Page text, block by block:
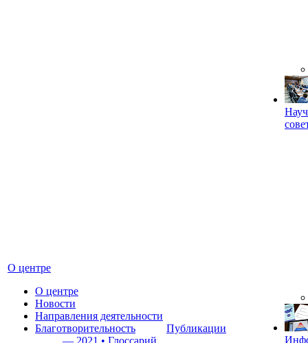
О центре
О центре
Новости
Направления деятельности
Благотворительность
— 2021 • Глоссарий
Публикации